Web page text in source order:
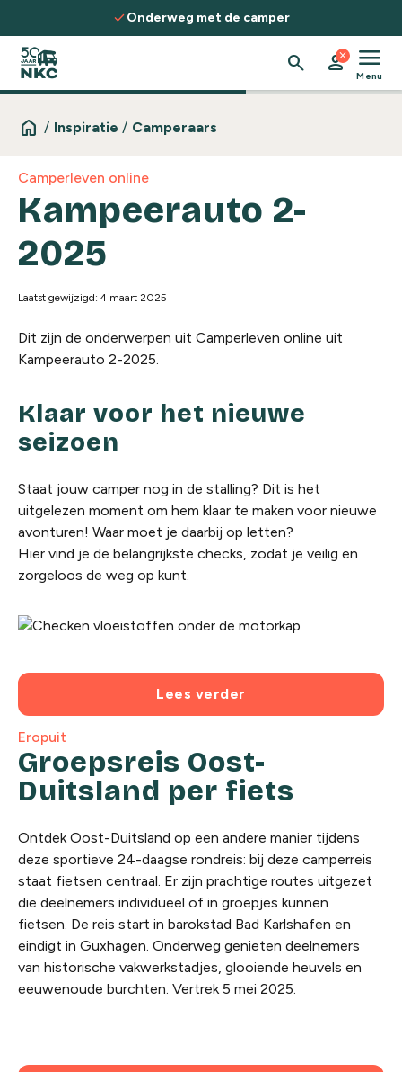
Spring naar de inhoud
Onderweg met de camper
search person
close menu
Menu
home / Inspiratie / Camperaars
Camperleven online
Kampeerauto 2-
2025
Laatst gewijzigd: 4 maart 2025
Dit zijn de onderwerpen uit Camperleven online uit
Kampeerauto 2-2025.
Klaar voor het nieuwe
seizoen
Staat jouw camper nog in de stalling? Dit is het
uitgelezen moment om hem klaar te maken voor nieuwe
avonturen! Waar moet je daarbij op letten?
Hier vind je de belangrijkste checks, zodat je veilig en
zorgeloos de weg op kunt.
Lees verder
Eropuit
Groepsreis Oost-
Duitsland per fiets
Ontdek Oost-Duitsland op een andere manier tijdens
deze sportieve 24-daagse rondreis: bij deze camperreis
staat fietsen centraal. Er zijn prachtige routes uitgezet
die deelnemers individueel of in groepjes kunnen
fietsen. De reis start in barokstad Bad Karlshafen en
eindigt in Guxhagen. Onderweg genieten deelnemers
van historische vakwerkstadjes, glooiende heuvels en
eeuwenoude burchten. Vertrek 5 mei 2025.